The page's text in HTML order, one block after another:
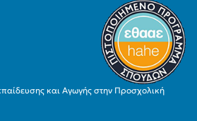
και Αγωγής στην Προσχολική